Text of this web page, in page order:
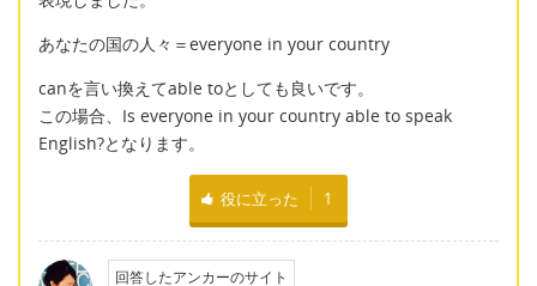
あなたの国の人々＝everyone in your country
canを言い換えてable toとしても良いです。
この場合、Is everyone in your country able to speak
English?となります。
役に立った 1
回答したアンカーのサイト